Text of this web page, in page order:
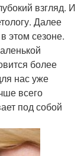
взгляд. И
Далее
этом сезоне.
более
нас уже
всего
под собой